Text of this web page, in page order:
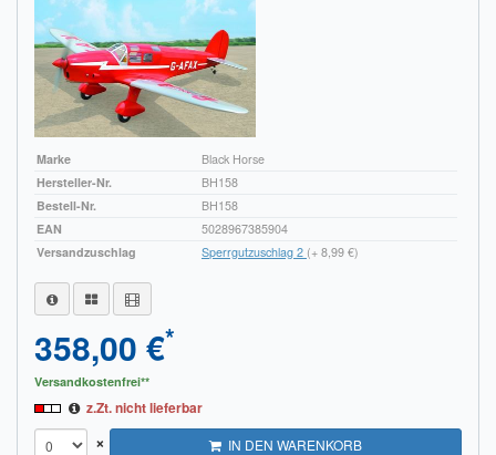
Marke
Black Horse
Hersteller-Nr.
BH158
Bestell-Nr.
BH158
EAN
5028967385904
Versandzuschlag
Sperrgutzuschlag 2 (+ 8,99 €)
358,00 €*
Versandkostenfrei**
z.Zt. nicht lieferbar
× IN DEN WARENKORB